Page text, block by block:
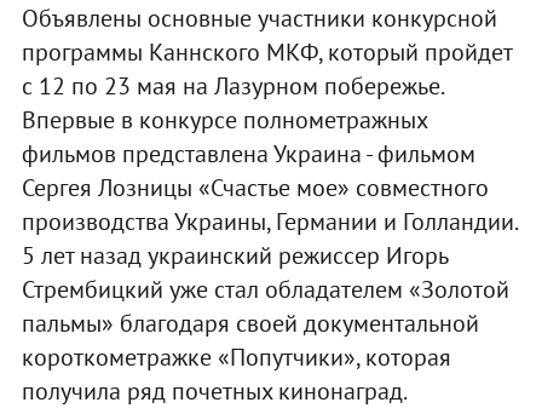
Объявлены основные участники конкурсной
программы Каннского МКФ, который пройдет
с 12 по 23 мая на Лазурном побережье.
Впервые в конкурсе полнометражных
фильмов представлена Украина - фильмом
Сергея Лозницы «Счастье мое» совместного
производства Украины, Германии и Голландии.
5 лет назад украинский режиссер Игорь
Стрембицкий уже стал обладателем «Золотой
пальмы» благодаря своей документальной
короткометражке «Попутчики», которая
получила ряд почетных кинонаград.